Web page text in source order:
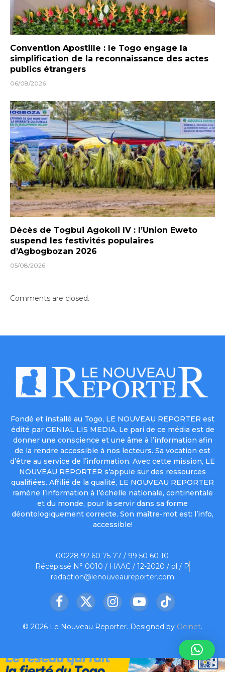
Convention Apostille : le Togo engage la
simplification de la reconnaissance des actes
publics étrangers
06/08/2026
Décès de Togbui Agokoli IV : l’Union Eweto
suspend les festivités populaires
d’Agbogbozan 2026
05/08/2026
Comments are closed.
Fondé et installé au Togo, LE NOUVEAU REPORTER est
édité par GENIAL LIS MEDIA. Le pari de ce média est de
donner une conscience et une âme à l’information afin
de la rendre accessible à nos lecteurs. Sa vocation est
d’être au service de l’information. Avec cette mission, LE
NOUVEAU REPORTER s’appuie sur des ressources
qualifiées. Affilié de la qualité, LE NOUVEAU REPORTER
ramène l’information à l’échelle nationale, continentale
et du monde, pour la servir dans sa forme
déontologiquement correcte. Son maître-mot est: l’info,
accessible!
00228 92 60 75 77 / 99 50 60 10
Récépissé N° 0010 / HAAC / 12-2020 / pl / P
redaction@lenouveaureporter.com
Facebook
X
InstagramYouTubeTikTok
© 2026 Le Nouveau Reporter. Designed by Oelnet.